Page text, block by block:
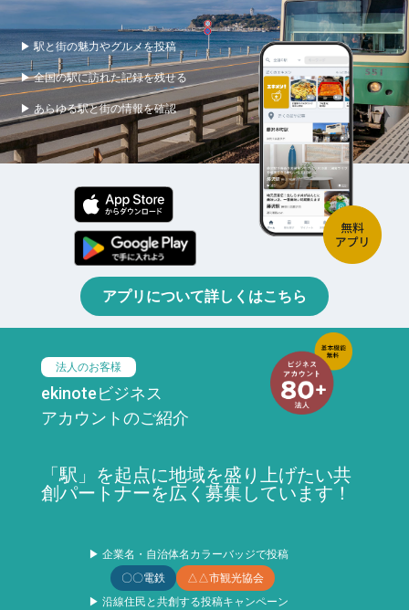
▶ 駅と街の魅力やグルメを投稿
▶ 全国の駅に訪れた記録を残せる
▶ あらゆる駅と街の情報を確認
アプリについて詳しくはこちら
法人のお客様
ekinoteビジネス
アカウントのご紹介
「駅」を起点に地域を盛り上げたい共
創パートナーを広く募集しています！
▶ 企業名・自治体名カラーバッジで投稿
〇〇電鉄
△△市観光協会
▶ 沿線住民と共創する投稿キャンペーン